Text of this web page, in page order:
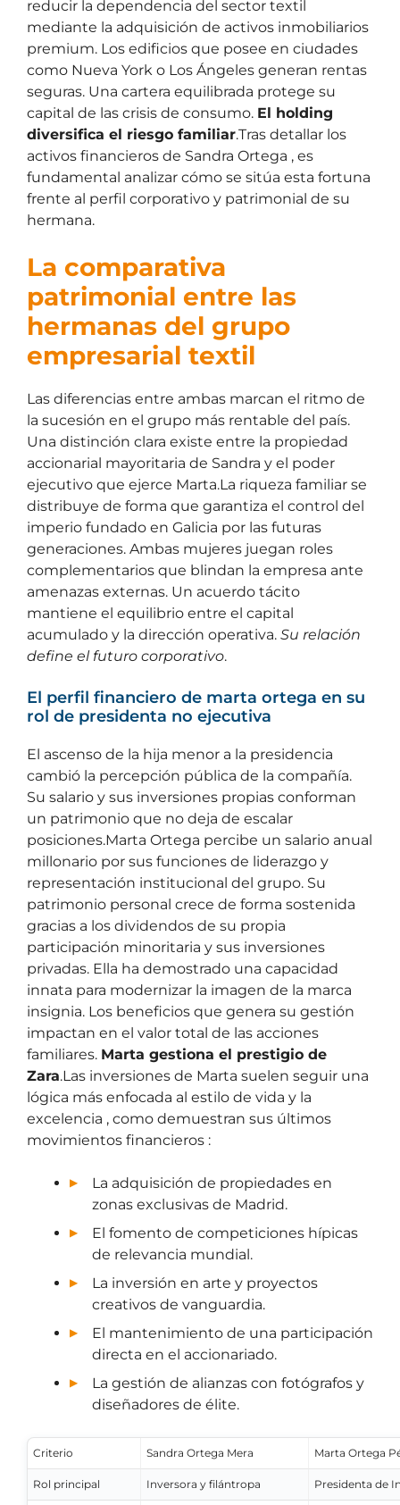
reducir la dependencia del sector textil
mediante la adquisición de activos inmobiliarios
premium. Los edificios que posee en ciudades
como Nueva York o Los Ángeles generan rentas
seguras. Una cartera equilibrada protege su
capital de las crisis de consumo. El holding
diversifica el riesgo familiar.Tras detallar los
activos financieros de Sandra Ortega , es
fundamental analizar cómo se sitúa esta fortuna
frente al perfil corporativo y patrimonial de su
hermana.
La comparativa
patrimonial entre las
hermanas del grupo
empresarial textil
Las diferencias entre ambas marcan el ritmo de
la sucesión en el grupo más rentable del país.
Una distinción clara existe entre la propiedad
accionarial mayoritaria de Sandra y el poder
ejecutivo que ejerce Marta.La riqueza familiar se
distribuye de forma que garantiza el control del
imperio fundado en Galicia por las futuras
generaciones. Ambas mujeres juegan roles
complementarios que blindan la empresa ante
amenazas externas. Un acuerdo tácito
mantiene el equilibrio entre el capital
acumulado y la dirección operativa. Su relación
define el futuro corporativo.
El perfil financiero de marta ortega en su
rol de presidenta no ejecutiva
El ascenso de la hija menor a la presidencia
cambió la percepción pública de la compañía.
Su salario y sus inversiones propias conforman
un patrimonio que no deja de escalar
posiciones.Marta Ortega percibe un salario anual
millonario por sus funciones de liderazgo y
representación institucional del grupo. Su
patrimonio personal crece de forma sostenida
gracias a los dividendos de su propia
participación minoritaria y sus inversiones
privadas. Ella ha demostrado una capacidad
innata para modernizar la imagen de la marca
insignia. Los beneficios que genera su gestión
impactan en el valor total de las acciones
familiares. Marta gestiona el prestigio de
Zara.Las inversiones de Marta suelen seguir una
lógica más enfocada al estilo de vida y la
excelencia , como demuestran sus últimos
movimientos financieros :
La adquisición de propiedades en
zonas exclusivas de Madrid.
El fomento de competiciones hípicas
de relevancia mundial.
La inversión en arte y proyectos
creativos de vanguardia.
El mantenimiento de una participación
directa en el accionariado.
La gestión de alianzas con fotógrafos y
diseñadores de élite.
Criterio Sandra Ortega Mera Marta Ortega
Rol principal Inversora y filántropa Presidenta de